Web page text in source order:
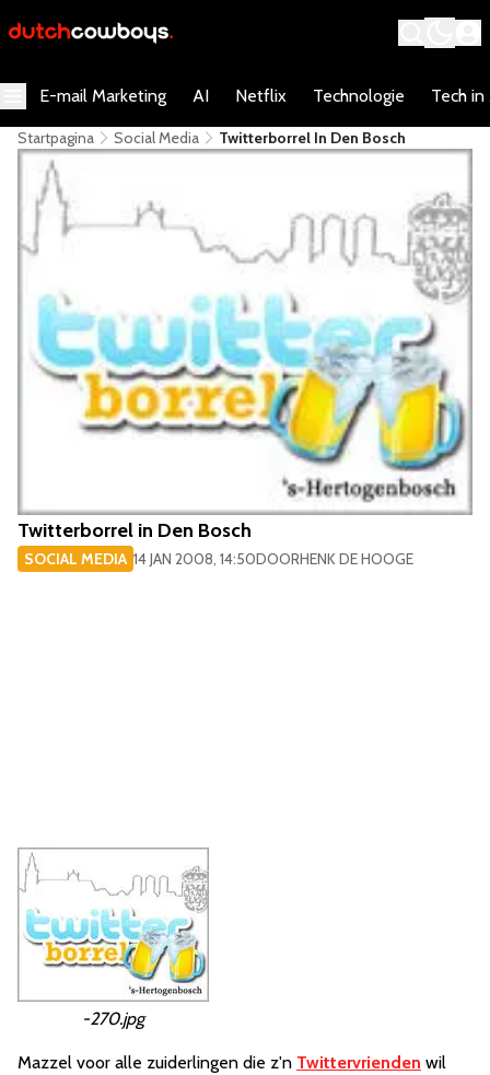
E-mail Marketing AI Netflix Technologie Tech in
Startpagina Social Media Twitterborrel In Den Bosch
Twitterborrel in Den Bosch
SOCIAL MEDIA 14 JAN 2008, 14:50DOORHENK DE HOOGE
-270.jpg
Mazzel voor alle zuiderlingen die z'n Twittervrienden wil